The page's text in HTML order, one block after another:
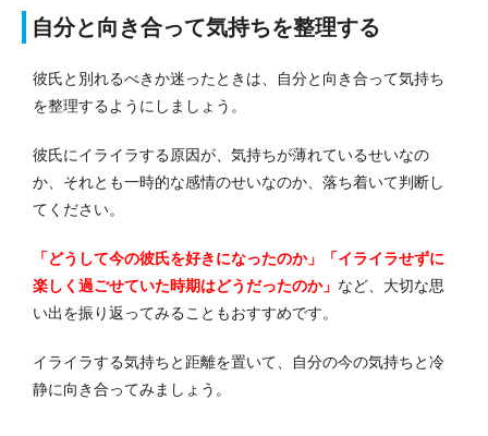
自分と向き合って気持ちを整理する
彼氏と別れるべきか迷ったときは、自分と向き合って気持ち
を整理するようにしましょう。
彼氏にイライラする原因が、気持ちが薄れているせいなの
か、それとも一時的な感情のせいなのか、落ち着いて判断し
てください。
「どうして今の彼氏を好きになったのか」「イライラせずに
楽しく過ごせていた時期はどうだったのか」 など、大切な思
い出を振り返ってみることもおすすめです。
イライラする気持ちと距離を置いて、自分の今の気持ちと冷
静に向き合ってみましょう。